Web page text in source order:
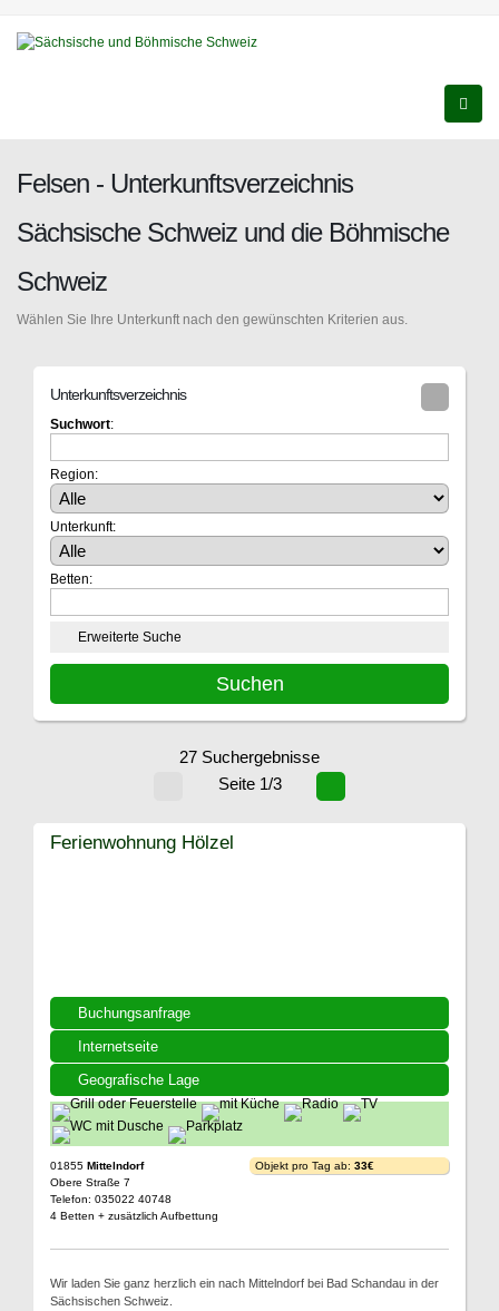
Felsen - Unterkunftsverzeichnis
Sächsische Schweiz und die Böhmische
Schweiz
Wählen Sie Ihre Unterkunft nach den gewünschten Kriterien aus.
Unterkunftsverzeichnis
Suchwort:
Region:
Unterkunft:
Betten:
Erweiterte Suche
27 Suchergebnisse
Seite 1/3
Buchungsanfrage
Internetseite
Geografische Lage
Ferienwohnung Hölzel
01855 Mittelndorf
Obere Straße 7
Telefon: 035022 40748
4 Betten + zusätzlich Aufbettung
Objekt pro Tag ab: 33€
Wir laden Sie ganz herzlich ein nach Mittelndorf bei Bad Schandau in der
Sächsischen Schweiz.